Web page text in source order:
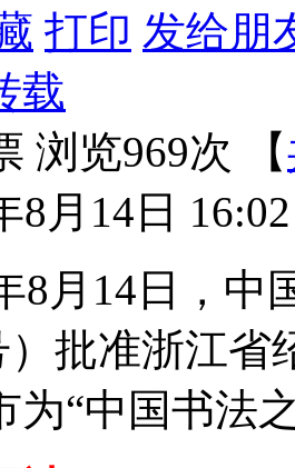
打印 发给朋
载
浏览969次 【
8月14日 16:02
14日，中
）批准浙江省
为“中国书法